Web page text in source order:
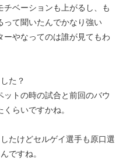
ベーションも上がるし、も
って聞いたんでかなり強い
ーやなってのは誰が見てもわ
た？
ットの時の試合と前回のバウ
らいですかね。
たけどセルゲイ選手も原口選
ですね。